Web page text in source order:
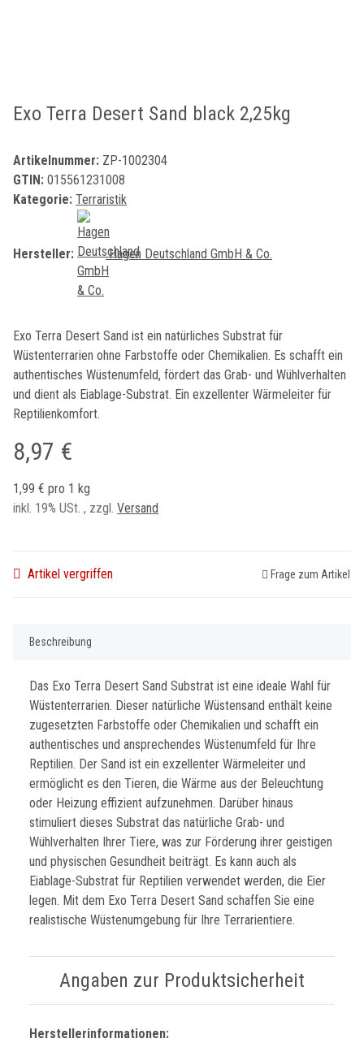
Exo Terra Desert Sand black 2,25kg
Artikelnummer: ZP-1002304
GTIN: 015561231008
Kategorie: Terraristik
Hersteller: Hagen Deutschland GmbH & Co.
Exo Terra Desert Sand ist ein natürliches Substrat für
Wüstenterrarien ohne Farbstoffe oder Chemikalien. Es schafft ein
authentisches Wüstenumfeld, fördert das Grab- und Wühlverhalten
und dient als Eiablage-Substrat. Ein exzellenter Wärmeleiter für
Reptilienkomfort.
8,97 €
1,99 € pro 1 kg
inkl. 19% USt. , zzgl. Versand
Artikel vergriffen Frage zum Artikel
Beschreibung
Das Exo Terra Desert Sand Substrat ist eine ideale Wahl für
Wüstenterrarien. Dieser natürliche Wüstensand enthält keine
zugesetzten Farbstoffe oder Chemikalien und schafft ein
authentisches und ansprechendes Wüstenumfeld für Ihre
Reptilien. Der Sand ist ein exzellenter Wärmeleiter und
ermöglicht es den Tieren, die Wärme aus der Beleuchtung
oder Heizung effizient aufzunehmen. Darüber hinaus
stimuliert dieses Substrat das natürliche Grab- und
Wühlverhalten Ihrer Tiere, was zur Förderung ihrer geistigen
und physischen Gesundheit beiträgt. Es kann auch als
Eiablage-Substrat für Reptilien verwendet werden, die Eier
legen. Mit dem Exo Terra Desert Sand schaffen Sie eine
realistische Wüstenumgebung für Ihre Terrarientiere.
Angaben zur Produktsicherheit
Herstellerinformationen: